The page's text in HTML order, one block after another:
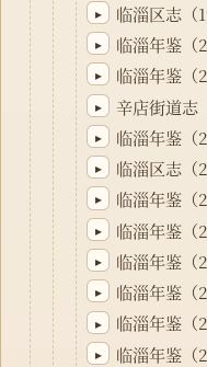
▸ 临淄区志（
▸ 临淄年鉴（
▸ 临淄年鉴（
▸ 辛店街道志
▸ 临淄年鉴（
▸ 临淄区志（
▸ 临淄年鉴（
▸ 临淄年鉴（
▸ 临淄年鉴（
▸ 临淄年鉴（
▸ 临淄年鉴（
▸ 临淄年鉴（